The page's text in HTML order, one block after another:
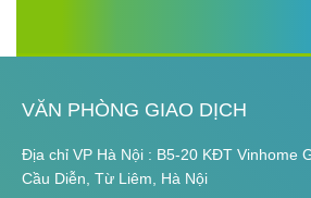
VĂN PHÒNG GIAO DỊCH
Địa chỉ VP Hà Nội : B5-20 KĐT Vinhome
Cầu Diễn, Từ Liêm, Hà Nội